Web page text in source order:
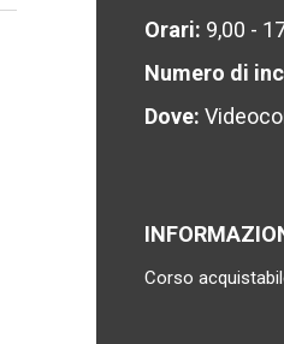
Orari: 9,00 -
Numero di
Dove:
Corso